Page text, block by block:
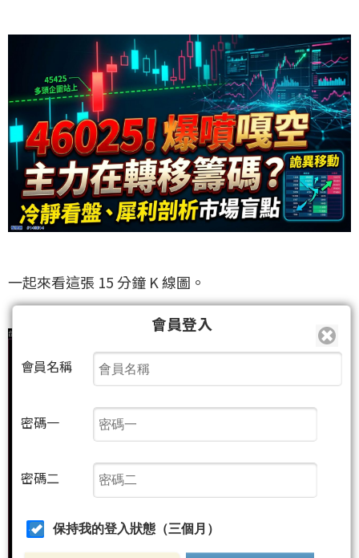
一起來看這張 15 分鐘 K 線圖。
會員登入
會員名稱
密碼一
密碼二
保持我的登入狀態（三個月）